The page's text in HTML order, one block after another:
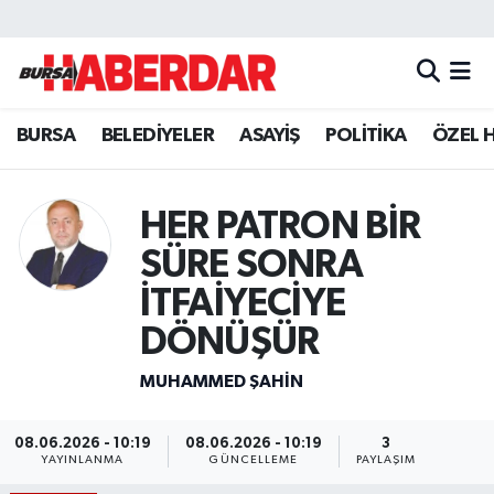
BURSA BELEDİYELER ASAYİŞ POLİTİKA ÖZEL
HER PATRON BİR
SÜRE SONRA
İTFAİYECİYE
DÖNÜŞÜR
MUHAMMED ŞAHIN
08.06.2026 - 10:19
YAYINLANMA
08.06.2026 - 10:19
GÜNCELLEME
3
PAYLAŞIM
Hava Durumu
Trafik Durumu
Süper Lig Puan Durumu ve Fikstür
Tüm Manşetler
Son Dakika Haberleri